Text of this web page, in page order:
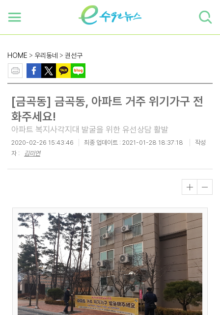
HOME > 우리동네 > 권선구
[금곡동] 금곡동, 아파트 거주 위기가구 전
화주세요!
아파트 복지사각지대 발굴을 위한 유선상담 활발
2020-02-26 15:43:46 최종 업데이트 : 2021-01-28 18:37:18
작성
자 :
김미연